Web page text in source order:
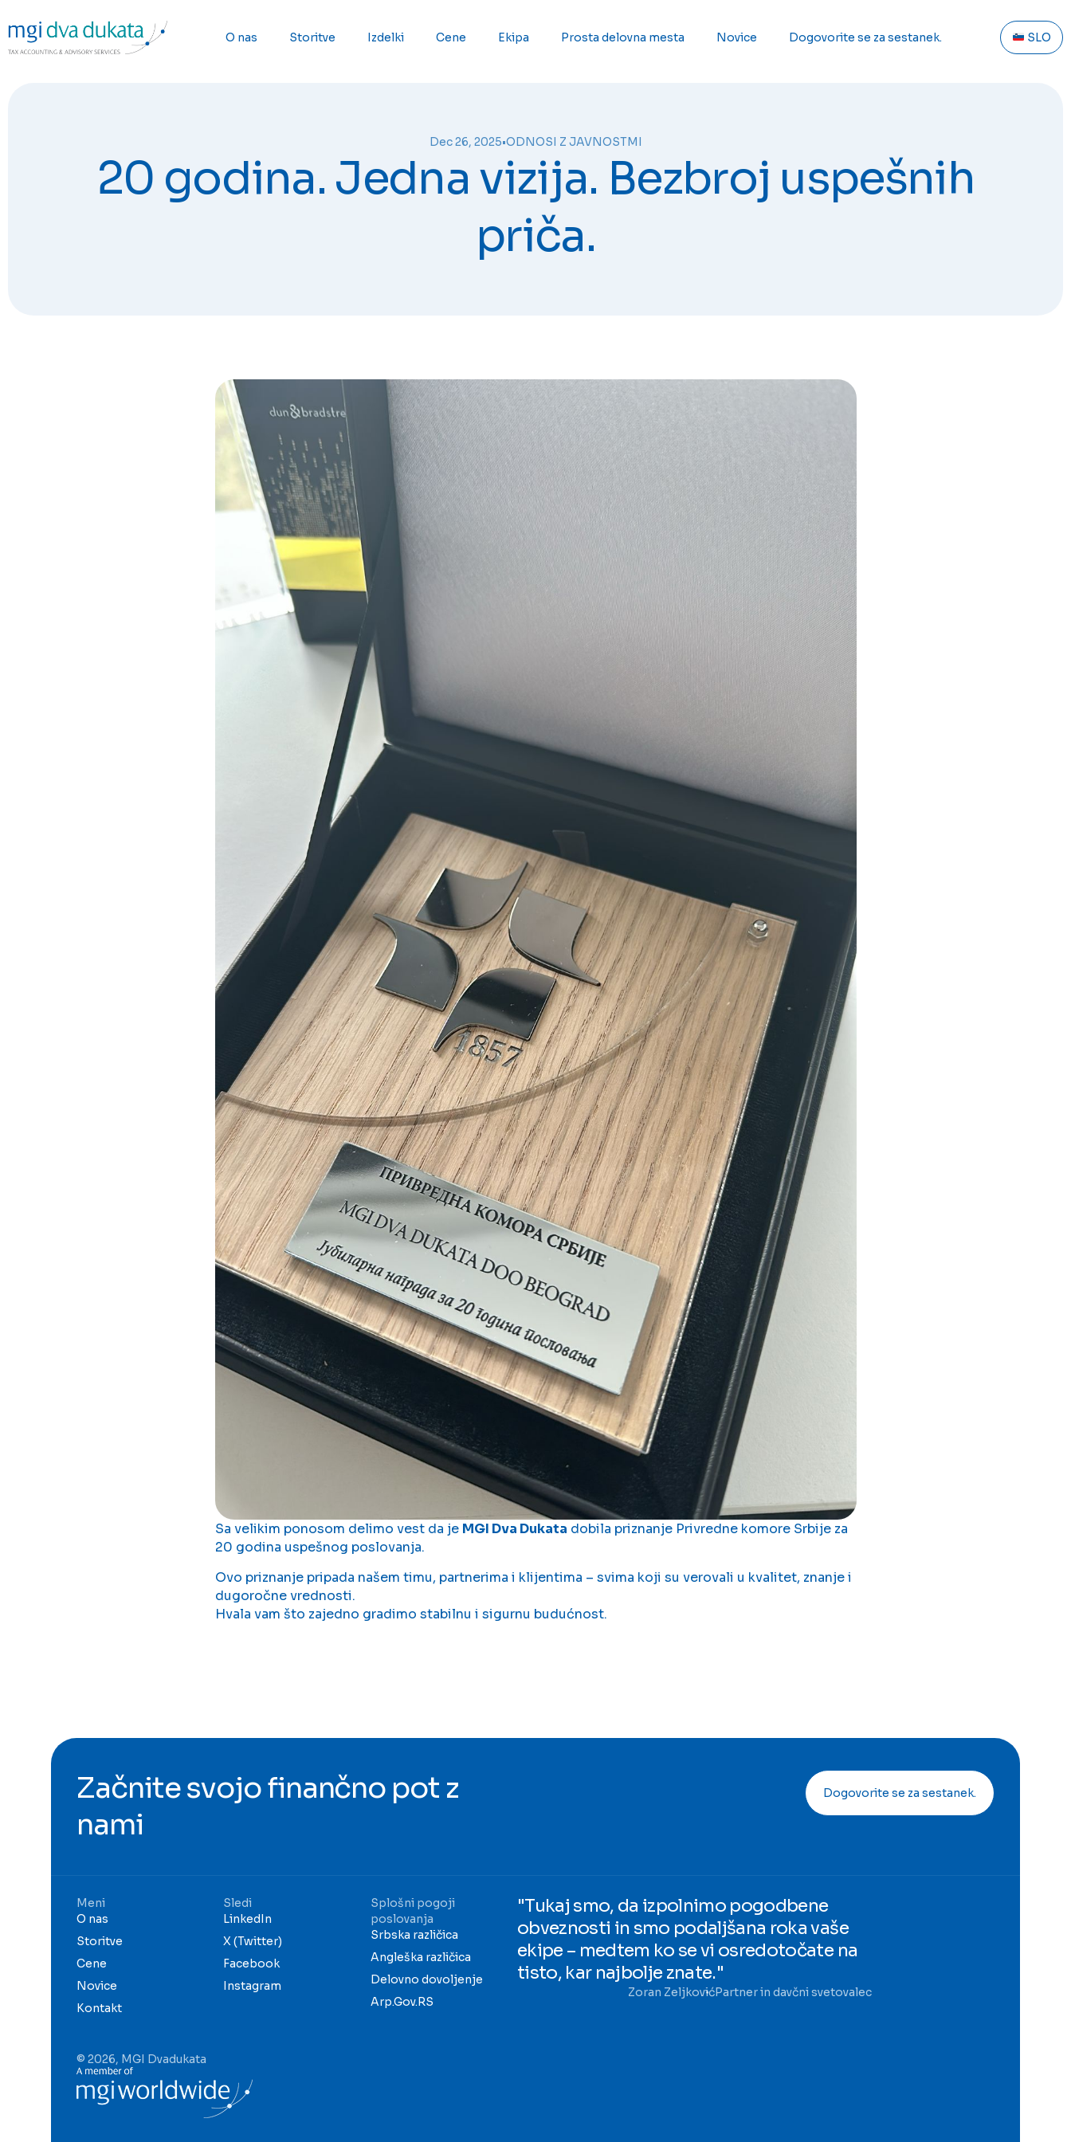
O nas Storitve Izdelki Cene Ekipa Prosta delovna mesta Novice Dogovorite se za sestanek. SLO
Dec 26, 2025•ODNOSI Z JAVNOSTMI
20 godina. Jedna vizija. Bezbroj uspešnih
priča.
Sa velikim ponosom delimo vest da je MGI Dva Dukata dobila priznanje Privredne komore Srbije za
20 godina uspešnog poslovanja.
Ovo priznanje pripada našem timu, partnerima i klijentima – svima koji su verovali u kvalitet, znanje i
dugoročne vrednosti.
Hvala vam što zajedno gradimo stabilnu i sigurnu budućnost.
Začnite svojo finančno pot z
nami
Dogovorite se za sestanek.
Meni
O nas
Storitve
Cene
Novice
Kontakt
Sledi
LinkedIn
X (Twitter)
Facebook
Instagram
Splošni pogoji
poslovanja
Srbska različica
Angleška različica
Delovno dovoljenje
Arp.Gov.RS
"Tukaj smo, da izpolnimo pogodbene
obveznosti in smo podaljšana roka vaše
ekipe – medtem ko se vi osredotočate na
tisto, kar najbolje znate."
Zoran ZeljkovićPartner in davčni svetovalec
© 2026, MGI Dvadukata